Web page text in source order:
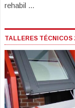
rehabil ...
TALLERES TÉCNICOS